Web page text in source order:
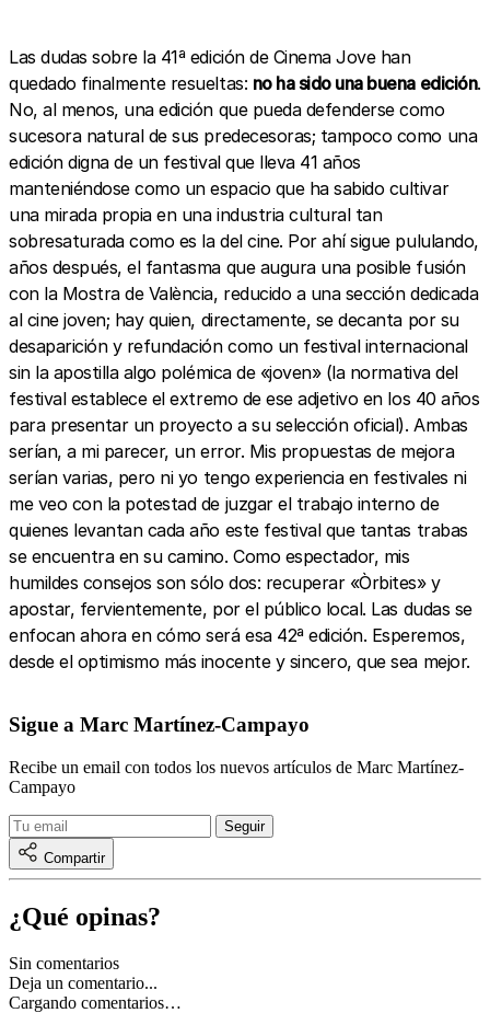
Las dudas sobre la 41ª edición de Cinema Jove han
quedado finalmente resueltas: no ha sido una buena edición.
No, al menos, una edición que pueda defenderse como
sucesora natural de sus predecesoras; tampoco como una
edición digna de un festival que lleva 41 años
manteniéndose como un espacio que ha sabido cultivar
una mirada propia en una industria cultural tan
sobresaturada como es la del cine. Por ahí sigue pululando,
años después, el fantasma que augura una posible fusión
con la Mostra de València, reducido a una sección dedicada
al cine joven; hay quien, directamente, se decanta por su
desaparición y refundación como un festival internacional
sin la apostilla algo polémica de «joven» (la normativa del
festival establece el extremo de ese adjetivo en los 40 años
para presentar un proyecto a su selección oficial). Ambas
serían, a mi parecer, un error. Mis propuestas de mejora
serían varias, pero ni yo tengo experiencia en festivales ni
me veo con la potestad de juzgar el trabajo interno de
quienes levantan cada año este festival que tantas trabas
se encuentra en su camino. Como espectador, mis
humildes consejos son sólo dos: recuperar «Òrbites» y
apostar, fervientemente, por el público local. Las dudas se
enfocan ahora en cómo será esa 42ª edición. Esperemos,
desde el optimismo más inocente y sincero, que sea mejor.
Sigue a Marc Martínez-Campayo
Recibe un email con todos los nuevos artículos de Marc Martínez-
Campayo
Compartir
¿Qué opinas?
Sin comentarios
Deja un comentario...
Cargando comentarios…